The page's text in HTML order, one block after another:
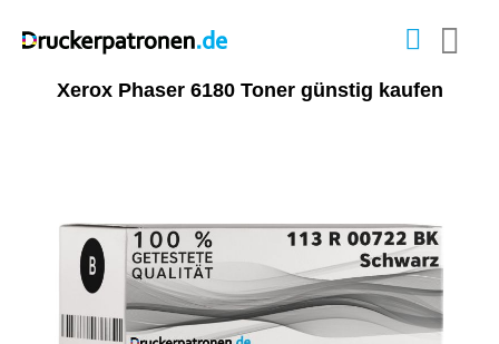
Xerox Phaser 6180 Toner günstig kaufen